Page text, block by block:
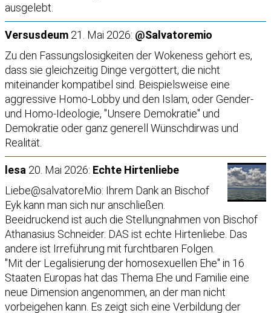
ausgelebt.
Versusdeum 21. Mai 2026: @Salvatoremio
Zu den Fassungslosigkeiten der Wokeness gehört es,
dass sie gleichzeitig Dinge vergöttert, die nicht
miteinander kompatibel sind. Beispielsweise eine
aggressive Homo-Lobby und den Islam, oder Gender-
und Homo-Ideologie, "Unsere Demokratie" und
Demokratie oder ganz generell Wünschdirwas und
Realität.
lesa 20. Mai 2026: Echte Hirtenliebe
Liebe@salvatoreMio: Ihrem Dank an Bischof
Eyk kann man sich nur anschließen.
Beeidruckend ist auch die Stellungnahmen von Bischof
Athanasius Schneider. DAS ist echte Hirtenliebe. Das
andere ist Irreführung mit furchtbaren Folgen.
"Mit der Legalisierung der homosexuellen Ehe" in 16
Staaten Europas hat das Thema Ehe und Familie eine
neue Dimension angenommen, an der man nicht
vorbeigehen kann. Es zeigt sich eine Verbildung der